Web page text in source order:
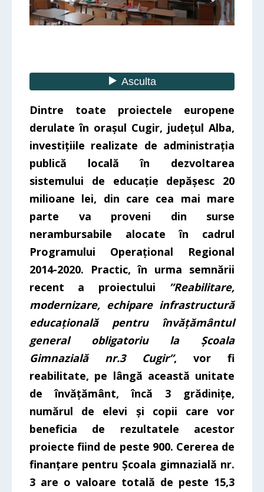
Dintre toate proiectele europene
derulate în orașul Cugir, județul Alba,
investițiile realizate de administrația
publică locală în dezvoltarea
sistemului de educație depășesc 20
milioane lei, din care cea mai mare
parte va proveni din surse
nerambursabile alocate în cadrul
Programului Operațional Regional
2014-2020. Practic, în urma semnării
recent a proiectului ”Reabilitare,
modernizare, echipare infrastructură
educațională pentru învățământul
general obligatoriu la Școala
Gimnazială nr.3 Cugir”, vor fi
reabilitate, pe lângă această unitate
de învățământ, încă 3 grădinițe,
numărul de elevi și copii care vor
beneficia de rezultatele acestor
proiecte fiind de peste 900. Cererea de
finanțare pentru Școala gimnazială nr.
3 are o valoare totală de peste 15,3